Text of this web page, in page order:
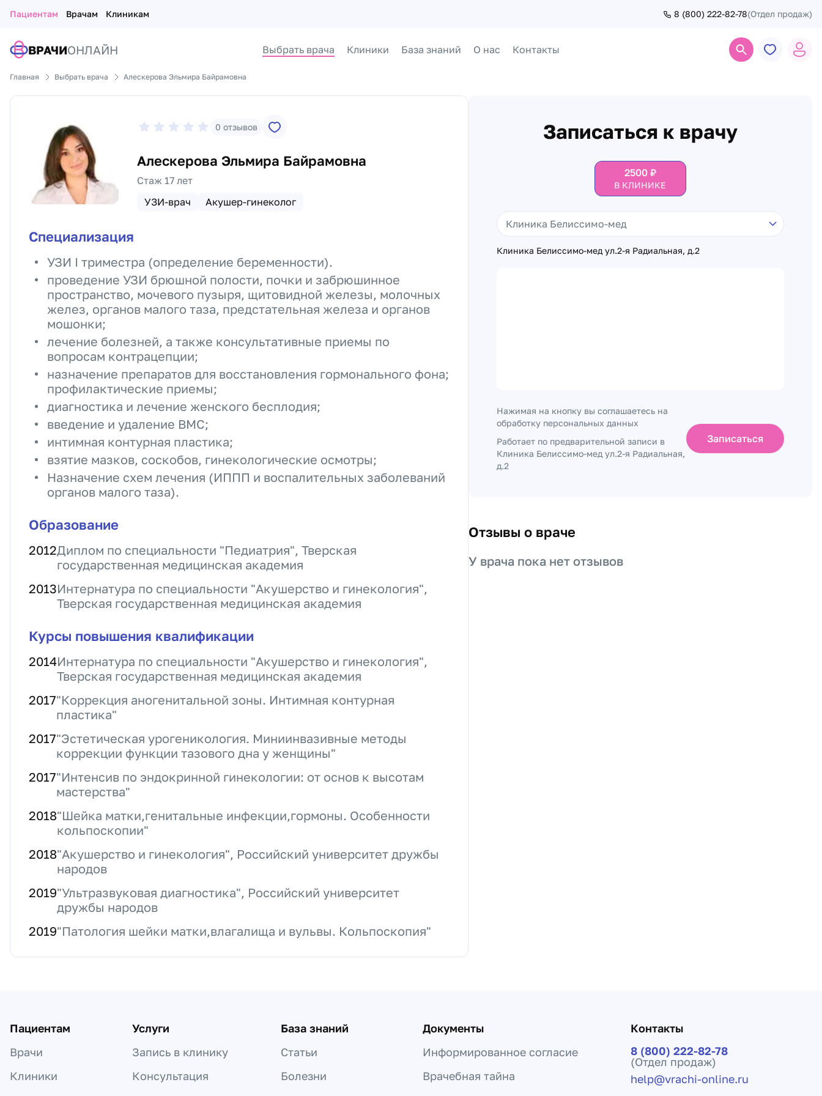
Пациентам Врачам Клиникам 8 (800) 222-82-78(Отдел продаж)
ВРАЧИОНЛАЙН Выбрать врача Клиники База знаний О нас Контакты
Главная Выбрать врача Алескерова Эльмира Байрамовна
0 отзывов
Алескерова Эльмира Байрамовна
Стаж 17 лет
УЗИ-врач
Акушер-гинеколог
Специализация
УЗИ I триместра (определение беременности).
проведение УЗИ брюшной полости, почки и забрюшинное
пространство, мочевого пузыря, щитовидной железы, молочных
желез, органов малого таза, предстательная железа и органов
мошонки;
лечение болезней, а также консультативные приемы по
вопросам контрацепции;
назначение препаратов для восстановления гормонального фона;
профилактические приемы;
диагностика и лечение женского бесплодия;
введение и удаление ВМС;
интимная контурная пластика;
взятие мазков, соскобов, гинекологические осмотры;
Назначение схем лечения (ИППП и воспалительных заболеваний
органов малого таза).
Образование
2012Диплом по специальности "Педиатрия", Тверская
государственная медицинская академия
2013Интернатура по специальности "Акушерство и гинекология",
Тверская государственная медицинская академия
Курсы повышения квалификации
2014Интернатура по специальности "Акушерство и гинекология",
Тверская государственная медицинская академия
2017"Коррекция аногенитальной зоны. Интимная контурная
пластика"
2017"Эстетическая урогеникология. Миниинвазивные методы
коррекции функции тазового дна у женщины"
2017"Интенсив по эндокринной гинекологии: от основ к высотам
мастерства"
2018"Шейка матки,генитальные инфекции,гормоны. Особенности
кольпоскопии"
2018"Акушерство и гинекология", Российский университет дружбы
народов
2019"Ультразвуковая диагностика", Российский университет
дружбы народов
2019"Патология шейки матки,влагалища и вульвы. Кольпоскопия"
Записаться к врачу
2500₽
В КЛИНИКЕ
Клиника Белиссимо-мед ул.2-я Радиальная, д.2
Нажимая на кнопку вы соглашаетесь на
обработку персональных данных
Работает по предварительной записи в
Клиника Белиссимо-мед ул.2-я Радиальная,
д.2
Записаться
Отзывы о враче
У врача пока нет отзывов
Пациентам
Врачи
Клиники
Услуги
Запись в клинику
Консультация
База знаний
Статьи
Болезни
Документы
Информированное согласие
Врачебная тайна
Контакты
8 (800) 222-82-78
(Отдел продаж)
help@vrachi-online.ru